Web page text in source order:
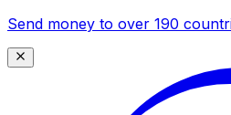
Send money to over 190